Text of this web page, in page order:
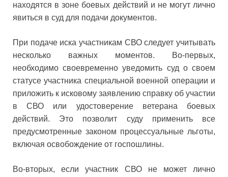
находятся в зоне боевых действий и не могут лично
явиться в суд для подачи документов.
При подаче иска участникам СВО следует учитывать
несколько важных моментов. Во-первых,
необходимо своевременно уведомить суд о своем
статусе участника специальной военной операции и
приложить к исковому заявлению справку об участии
в СВО или удостоверение ветерана боевых
действий. Это позволит суду применить все
предусмотренные законом процессуальные льготы,
включая освобождение от госпошлины.
Во-вторых, если участник СВО не может лично